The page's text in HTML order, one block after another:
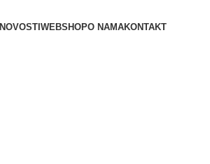
NOVOSTI WEBSHOPO NAMAKONTAKT